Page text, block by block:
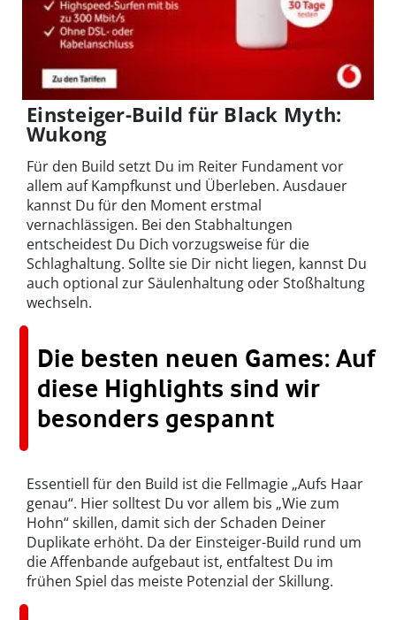
Einsteiger-Build für Black Myth:
Wukong
Für den Build setzt Du im Reiter Fundament vor
allem auf Kampfkunst und Überleben. Ausdauer
kannst Du für den Moment erstmal
vernachlässigen. Bei den Stabhaltungen
entscheidest Du Dich vorzugsweise für die
Schlaghaltung. Sollte sie Dir nicht liegen, kannst Du
auch optional zur Säulenhaltung oder Stoßhaltung
wechseln.
Die besten neuen Games: Auf
diese Highlights sind wir
besonders gespannt
Essentiell für den Build ist die Fellmagie „Aufs Haar
genau“. Hier solltest Du vor allem bis „Wie zum
Hohn“ skillen, damit sich der Schaden Deiner
Duplikate erhöht. Da der Einsteiger-Build rund um
die Affenbande aufgebaut ist, entfaltest Du im
frühen Spiel das meiste Potenzial der Skillung.